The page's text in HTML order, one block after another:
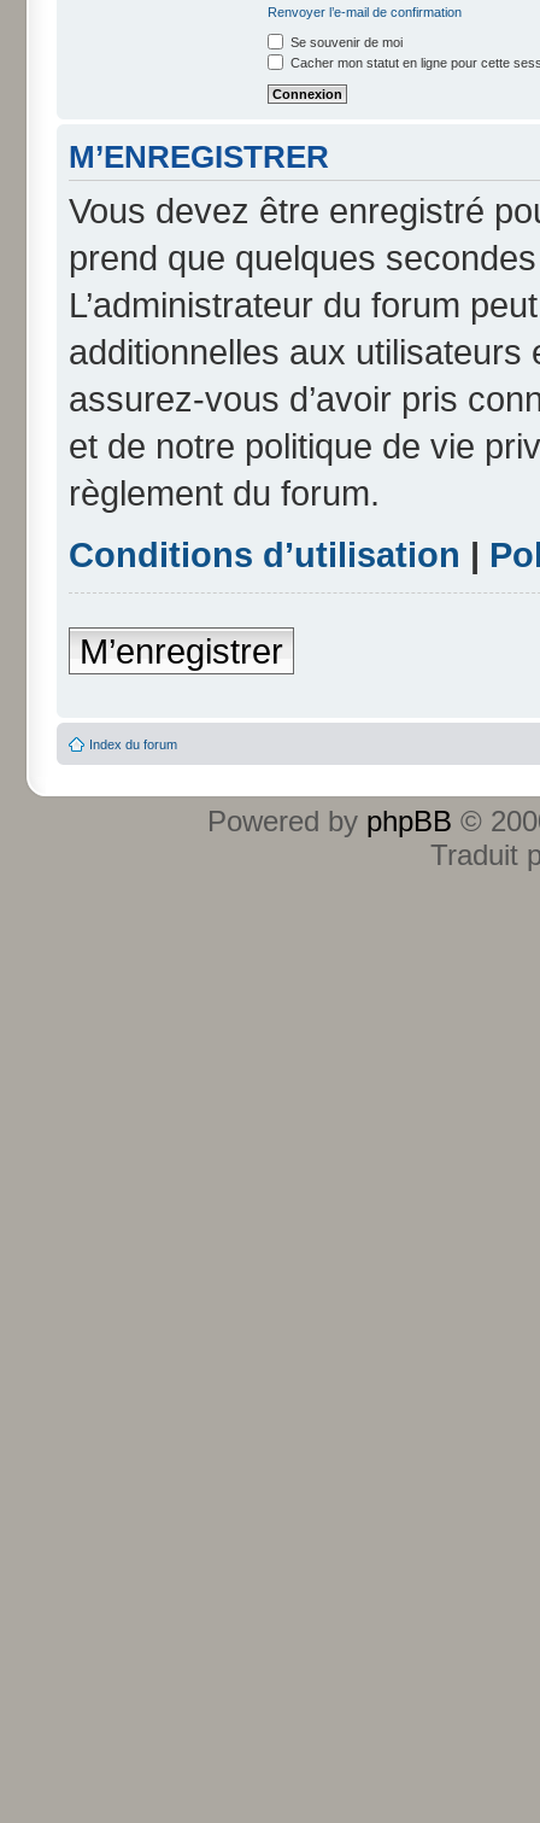
Renvoyer l’e-mail de confirmation
Se souvenir de moi
Cacher mon statut en ligne pour cette
M’ENREGISTRER
Vous devez être enregistré
prend que quelques
L’administrateur du forum
additionnelles aux
assurez-vous d’avoir pris
et de notre politique de vie
règlement du forum.
Conditions d’utilisation |
M’enregistrer
Index du forum
Powered by phpBB ©
Traduit